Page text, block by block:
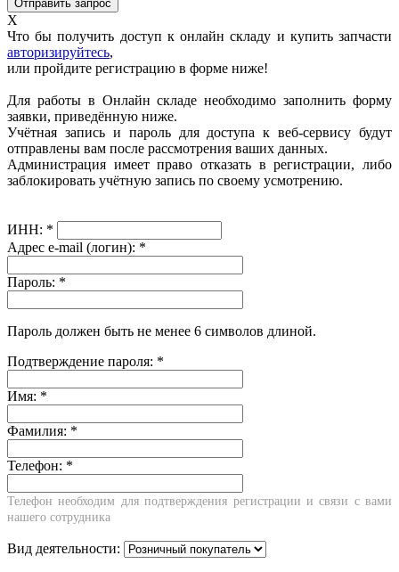
X
Что бы получить доступ к онлайн складу и купить запчасти
авторизируйтесь,
или пройдите регистрацию в форме ниже!
Для работы в Онлайн складе необходимо заполнить форму
заявки, приведённую ниже.
Учётная запись и пароль для доступа к веб-сервису будут
отправлены вам после рассмотрения ваших данных.
Администрация имеет право отказать в регистрации, либо
заблокировать учётную запись по своему усмотрению.
ИНН: *
Адрес e-mail (логин): *
Пароль: *
Пароль должен быть не менее 6 символов длиной.
Подтверждение пароля: *
Имя: *
Фамилия: *
Телефон: *
Телефон необходим для подтверждения регистрации и связи с вами
нашего сотрудника
Вид деятельности: